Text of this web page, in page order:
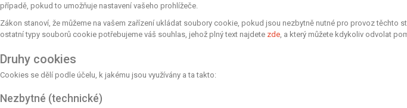
případě, pokud to umožňuje nastavení vašeho prohlížeče.
Zákon stanoví, že můžeme na vašem zařízení ukládat soubory cookie, pokud jsou nezbytně nutné pro provoz
ostatní typy souborů cookie potřebujeme váš souhlas, jehož plný text najdete zde , a který můžete kdykoliv odvolat
Druhy cookies
Cookies se dělí podle účelu, k jakému jsou využívány a ta takto:
Nezbytné (technické)